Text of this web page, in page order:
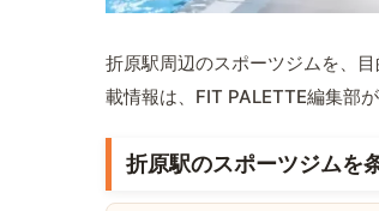
折原駅周辺のスポーツジムを、
載情報は、FIT PALETTE編集部
折原駅のスポーツジムを